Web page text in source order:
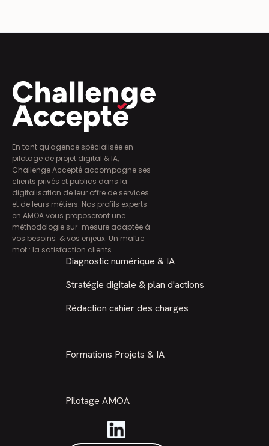
En tant qu'agence spécialisée en
pilotage de projet digital & IA,
Challenge Accepté accompagne ses
clients privés et publics dans la
digitalisation de leur offre de services
et de leurs métiers. Nos profils experts
en AMOA vous proposeront une
méthodologie sur-mesure adaptée à
vos besoins & vos enjeux. Un maître
mot : la satisfaction clients.
Diagnostic numérique & IA
Stratégie digitale & plan d'actions
Rédaction cahier des charges
Formations Projets & IA
Pilotage AMOA